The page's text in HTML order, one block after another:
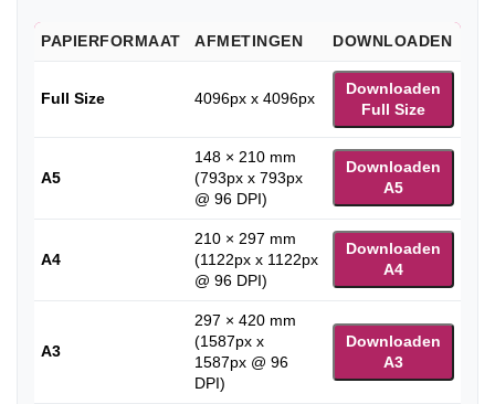
PAPIERFORMAAT AFMETINGEN DOWNLOADEN
Full Size 4096px x 4096px
Downloaden
Full Size
A5
148 × 210 mm
(793px x 793px
@ 96 DPI)
Downloaden
A5
A4
210 × 297 mm
(1122px x 1122px
@ 96 DPI)
Downloaden
A4
A3
297 × 420 mm
(1587px x
1587px @ 96
DPI)
Downloaden
A3